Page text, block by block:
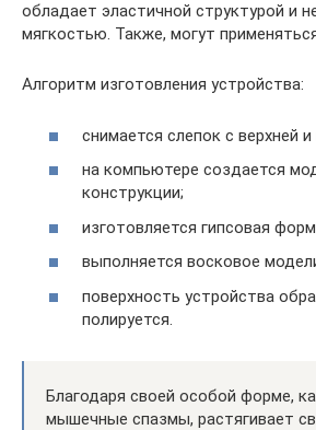
обладает эластичной структурой и
мягкостью. Также, могут
Алгоритм изготовления устройства:
снимается слепок с верхней
на компьютере создается
конструкции;
изготовляется гипсовая
выполняется восковое
поверхность устройства
полируется.
Благодаря своей особой форме,
мышечные спазмы, растягивает